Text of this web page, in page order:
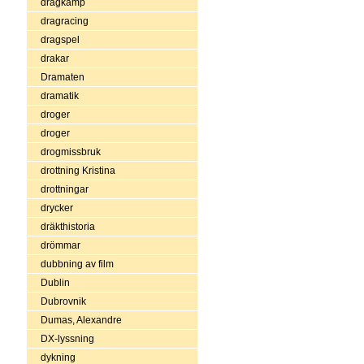
dragkamp
dragracing
dragspel
drakar
Dramaten
dramatik
droger
droger
drogmissbruk
drottning Kristina
drottningar
drycker
dräkthistoria
drömmar
dubbning av film
Dublin
Dubrovnik
Dumas, Alexandre
DX-lyssning
dykning